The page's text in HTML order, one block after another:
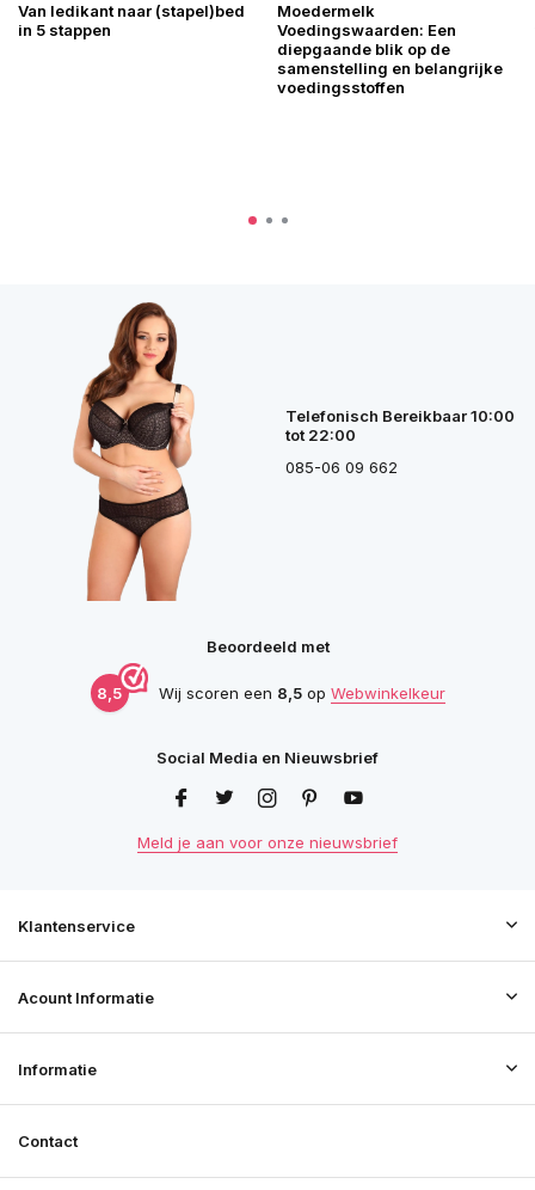
Van ledikant naar (stapel)bed
in 5 stappen
Moedermelk
Voedingswaarden: Een
diepgaande blik op de
samenstelling en belangrijke
voedingsstoffen
Telefonisch Bereikbaar 10:00
tot 22:00
085-06 09 662
Beoordeeld met
8,5 Wij scoren een 8,5op Webwinkelkeur
Social Media en Nieuwsbrief
Meld je aan voor onze nieuwsbrief
Klantenservice
Acount Informatie
Informatie
Contact